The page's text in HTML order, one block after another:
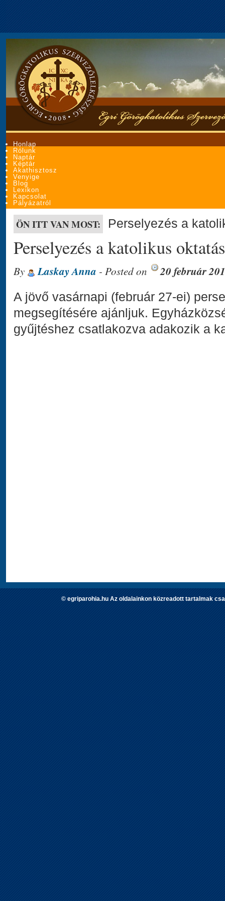
Honlap
Rólunk
Naptár
Képtár
Akathisztosz
Venyige
Blog
Lexikon
Kapcsolat
Pályázatról
ÖN ITT VAN MOST: Perselyezés a
Perselyezés a katolikus
By Laskay Anna - Posted on 20 február
A jövő vasárnapi (február 27-ei)
megsegítésére ajánljuk.
gyűjtéshez csatlakozva adakozik a
© egriparohia.hu Az oldalainkon közreadott tartalmak